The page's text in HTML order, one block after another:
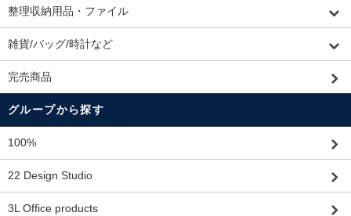
整理収納用品・ファイル
雑貨/バッグ/時計など
完売商品
グループから探す
100%
22 Design Studio
3L Office products